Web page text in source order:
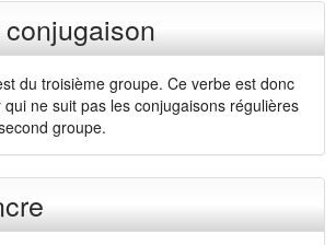
du troisième groupe. Ce verbe est donc
ne suit pas les conjugaisons régulières
groupe.